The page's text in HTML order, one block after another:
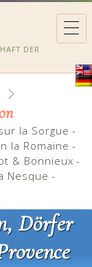
DER
la Sorgue -
la Romaine -
& Bonnieux -
Nesque -
Dörfer